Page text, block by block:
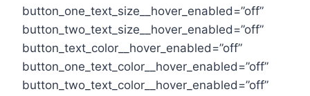
button_one_text_size__hover_enabled=”off”
button_two_text_size__hover_enabled=”off”
button_text_color__hover_enabled=”off”
button_one_text_color__hover_enabled=”off”
button_two_text_color__hover_enabled=”off”